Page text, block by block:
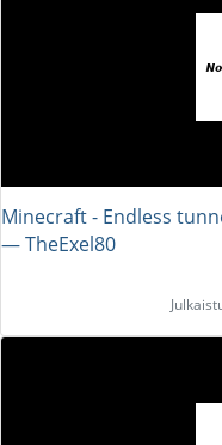
Minecraft - Endless
― TheExel80